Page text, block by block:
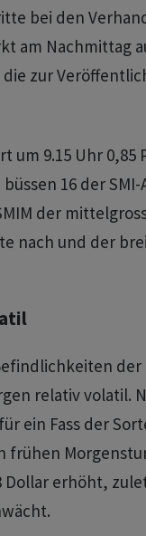
bei den
am Nachmittag
zur
um 9.15 Uhr 0,85
16 der
der
nach und der
der
relativ volatil.
ein Fass der
frühen
Dollar erhöht,